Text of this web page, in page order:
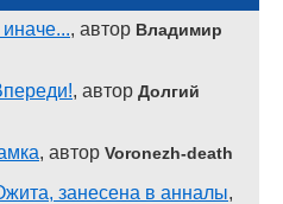
, автор Владимир
, автор Долгий
, автор Voronezh-death
занесена в анналы,